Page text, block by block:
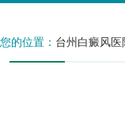
您的位置： 台州白癜风医